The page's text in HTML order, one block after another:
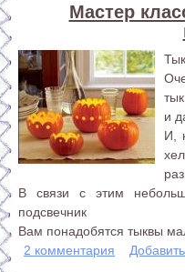
Мастер
и
И,
В связи с этим
подсвечник
Вам понадобятся тыквы
2 комментария